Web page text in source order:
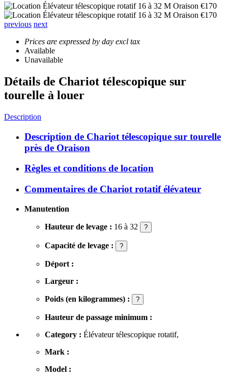
previous next
Prices are expressed by day excl tax
Available
Unavailable
Détails de Chariot télescopique sur
tourelle à louer
Description
Description de Chariot télescopique sur tourelle
près de Oraison
Règles et conditions de location
Commentaires de Chariot rotatif élévateur
Manutention
Hauteur de levage : 16 à 32 ?
Capacité de levage : ?
Déport :
Largeur :
Poids (en kilogrammes) : ?
Hauteur de passage minimum :
Category : Élévateur télescopique rotatif,
Mark :
Model :